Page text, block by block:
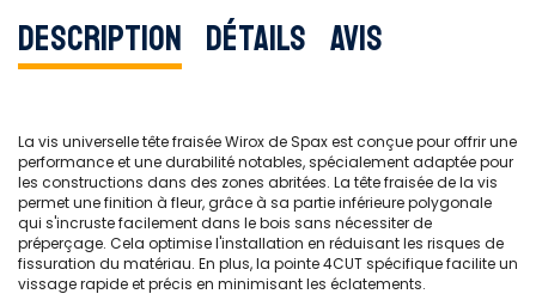
Description Détails Avis
La vis universelle tête fraisée Wirox de Spax est conçue pour offrir une
performance et une durabilité notables, spécialement adaptée pour
les constructions dans des zones abritées. La tête fraisée de la vis
permet une finition à fleur, grâce à sa partie inférieure polygonale
qui s'incruste facilement dans le bois sans nécessiter de
préperçage. Cela optimise l'installation en réduisant les risques de
fissuration du matériau. En plus, la pointe 4CUT spécifique facilite un
vissage rapide et précis en minimisant les éclatements.